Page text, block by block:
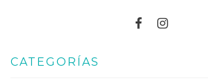
CATEGORÍAS